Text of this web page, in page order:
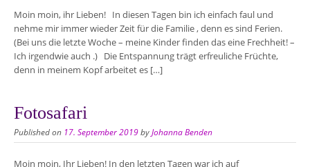
Moin moin, ihr Lieben! In diesen Tagen bin ich einfach faul und
nehme mir immer wieder Zeit für die Familie , denn es sind Ferien.
(Bei uns die letzte Woche – meine Kinder finden das eine Frechheit! –
Ich irgendwie auch .) Die Entspannung trägt erfreuliche Früchte,
denn in meinem Kopf arbeitet es […]
Fotosafari
Published on 17. September 2019byJohanna Benden
Moin moin, Ihr Lieben! In den letzten Tagen war ich auf